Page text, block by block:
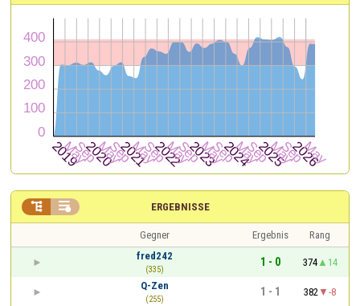
ERGEBNISSE
 
Gegner Ergebnis
Rang
fred242
(335)
1 - 0 374
14
Q-Zen
(255)
1 - 1 382
-8